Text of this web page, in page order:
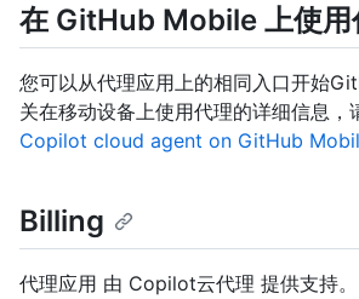
在 GitHub Mobile 上使用
您可以从代理应用上的相同入口开始
关在移动设备上使用代理的详细信息，
Copilot cloud agent on GitHub
Billing
代理应用 由 Copilot云代理 提供支持